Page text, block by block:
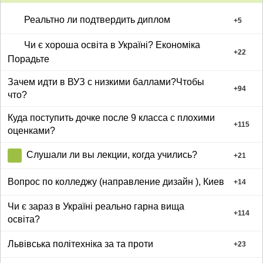
Реальтно ли подтвердить диплом +5
Чи є хороша освіта в Україні? Економіка
Порадьте
+22
Зачем идти в ВУЗ с низкими баллами?Чтобы
что?
+94
Куда поступить дочке после 9 класса с плохими
оценками?
+115
Слушали ли вы лекции, когда учились? +21
Вопрос по колледжу (направление дизайн ), Киев +14
Чи є зараз в Україні реально гарна вища
освіта?
+114
Львівська політехніка за та проти +23